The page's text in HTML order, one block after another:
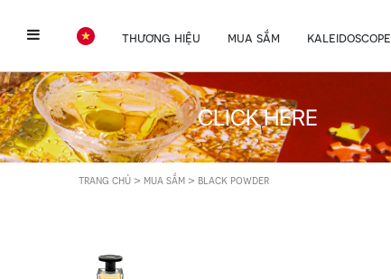
thương hiệu mua sắm kaleidoscope
CLICK HERE
trang chủ > mua sắm > black powder